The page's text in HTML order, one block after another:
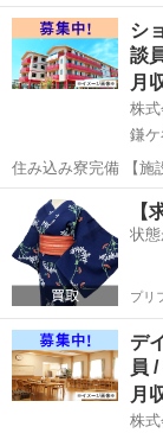
谷 【勤務地】 千葉県 鎌ケ谷市 【アクセス】 鎌ケ谷駅から徒歩20分
鎌ケ谷駅/馬込沢駅/鎌ケ谷大仏駅 【雇用形態
職種...
千葉 鎌ケ谷市
シ
談
月
株
鎌
住み込み寮完備 【施設名】 株式会社アズ・ライフケア あずみ苑鎌ヶ
谷 【勤務地】 千葉県 鎌ケ谷市 【アクセス】 鎌ケ谷駅から徒歩20分
鎌ケ谷駅/馬込沢駅/鎌ケ谷大仏駅 【雇用形態
職種...
千葉 鎌ケ谷市
【
状
プリ
デ
員
月
株